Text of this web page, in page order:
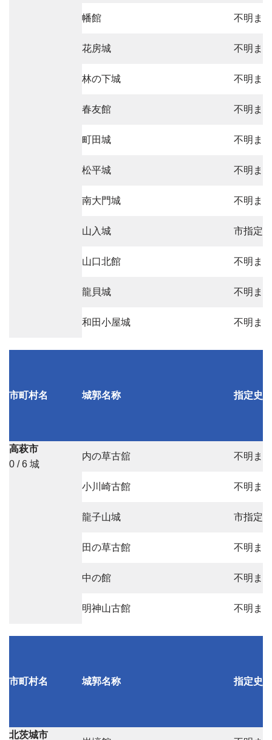
幡館 不明ま
花房城 不明ま
林の下城 不明ま
春友館 不明ま
町田城 不明ま
松平城 不明ま
南大門城 不明ま
山入城 市指定
山口北館 不明ま
龍貝城 不明ま
和田小屋城 不明ま
市町村名 城郭名称 指定史跡
高萩市
0 / 6 城
内の草古舘 不明ま
小川崎古館 不明ま
龍子山城 市指定
田の草古館 不明ま
中の館 不明ま
明神山古館 不明ま
市町村名 城郭名称 指定史跡
北茨城市